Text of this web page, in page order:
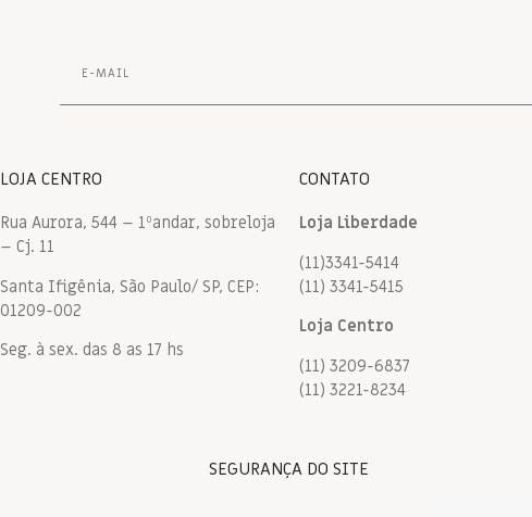
LOJA CENTRO
Rua Aurora, 544 – 1ºandar, sobreloja
– Cj. 11
Santa Ifigênia, São Paulo/ SP, CEP:
01209-002
Seg. à sex. das 8 as 17 hs
CONTATO
Loja Liberdade
(11)3341-5414
(11) 3341-5415
Loja Centro
(11) 3209-6837
(11) 3221-8234
SEGURANÇA DO SITE